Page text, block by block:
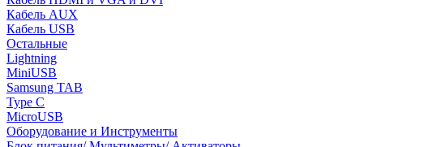
Кабель AUX
Кабель USB
Остальные
Lightning
MiniUSB
Samsung TAB
Type C
MicroUSB
Оборудование и Инструменты